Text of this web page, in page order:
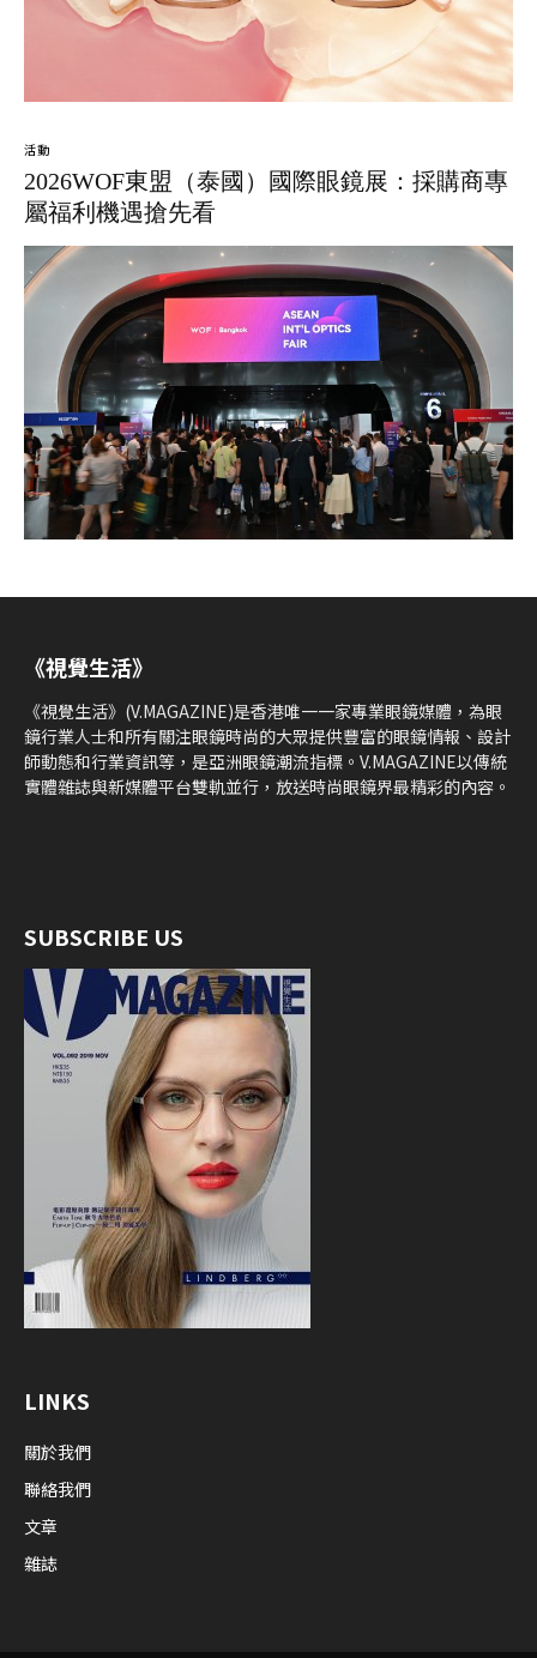
活動
2026WOF東盟（泰國）國際眼鏡展：採購商專
屬福利機遇搶先看
《視覺生活》
《視覺生活》(V.MAGAZINE)是香港唯一一家專業眼鏡媒體，為眼
鏡行業人士和所有關注眼鏡時尚的大眾提供豐富的眼鏡情報、設計
師動態和行業資訊等，是亞洲眼鏡潮流指標。V.MAGAZINE以傳統
實體雜誌與新媒體平台雙軌並行，放送時尚眼鏡界最精彩的內容。
SUBSCRIBE US
LINKS
關於我們
聯絡我們
文章
雜誌